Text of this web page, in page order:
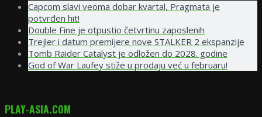
Capcom slavi veoma dobar kvartal, Pragmata je
potvrđen hit!
Double Fine je otpustio četvrtinu zaposlenih
Trejler i datum premijere nove STALKER 2 ekspanzije
Tomb Raider Catalyst je odložen do 2028. godine
God of War Laufey stiže u prodaju već u februaru!
PLAY-ASIA.COM